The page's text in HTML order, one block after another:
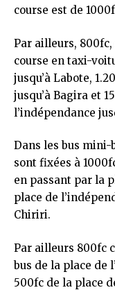
course est de
Par ailleurs, 800fc,
course en taxi-
jusqu’à Labote,
jusqu’à Bagira et
l’indépendance
Dans les bus mini-
sont fixées à
en passant par la
place de
Chiriri.
Par ailleurs 800fc
bus de la place de
500fc de la place